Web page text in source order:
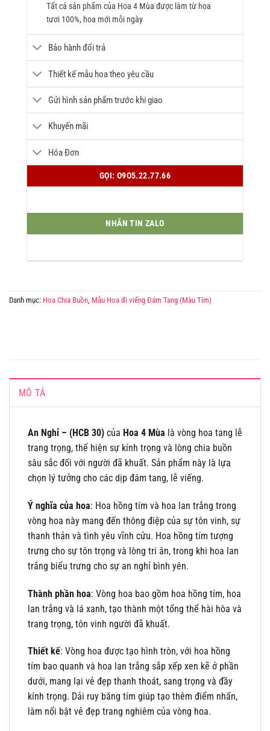
Tất cả sản phẩm của Hoa 4 Mùa được làm từ hoa
tươi 100%, hoa mới mỗi ngày
Bảo hành đổi trả
Thiết kế mẫu hoa theo yêu cầu
Gửi hình sản phẩm trước khi giao
Khuyến mãi
Hóa Đơn
GỌI: O9O5.22.77.66
NHẮN TIN ZALO
Danh mục: Hoa Chia Buồn, Mẫu Hoa đi viếng Đám Tang (Màu Tím)
MÔ TẢ
An Nghỉ – (HCB 30) của Hoa 4 Mùa là vòng hoa tang lễ
trang trọng, thể hiện sự kính trọng và lòng chia buồn
sâu sắc đối với người đã khuất. Sản phẩm này là lựa
chọn lý tưởng cho các dịp đám tang, lễ viếng.
Ý nghĩa của hoa: Hoa hồng tím và hoa lan trắng trong
vòng hoa này mang đến thông điệp của sự tôn vinh, sự
thanh thản và tình yêu vĩnh cửu. Hoa hồng tím tượng
trưng cho sự tôn trọng và lòng tri ân, trong khi hoa lan
trắng biểu trưng cho sự an nghỉ bình yên.
Thành phần hoa: Vòng hoa bao gồm hoa hồng tím, hoa
lan trắng và lá xanh, tạo thành một tổng thể hài hòa và
trang trọng, tôn vinh người đã khuất.
Thiết kế: Vòng hoa được tạo hình tròn, với hoa hồng
tím bao quanh và hoa lan trắng sắp xếp xen kẽ ở phần
dưới, mang lại vẻ đẹp thanh thoát, sang trọng và đầy
kính trọng. Dải ruy băng tím giúp tạo thêm điểm nhấn,
làm nổi bật vẻ đẹp trang nghiêm của vòng hoa.